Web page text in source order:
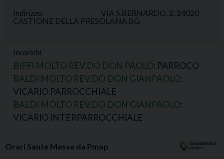
Indirizzo:
VIA S.BERNARDO, 2, 24020
CASTIONE DELLA PRESOLANA BG
Incarichi
BIFFI MOLTO REV.DO DON PAOLO: PARROCO
BALDI MOLTO REV.DO DON GIANPAOLO:
VICARIO PARROCCHIALE
BALDI MOLTO REV.DO DON GIANPAOLO:
VICARIO INTERPARROCCHIALE
Orari Sante Messe da Pmap